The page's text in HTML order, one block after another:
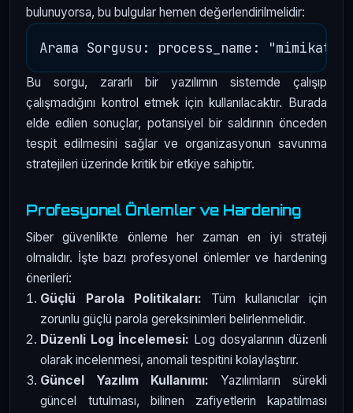
bulunuyorsa, bu bulgular hemen değerlendirilmelidir:
Bu sorgu, zararlı bir yazılımın sistemde çalışıp
çalışmadığını kontrol etmek için kullanılacaktır. Burada
elde edilen sonuçlar, potansiyel bir saldırının önceden
tespit edilmesini sağlar ve organizasyonun savunma
stratejileri üzerinde kritik bir etkiye sahiptir.
Profesyonel Önlemler ve Hardening
Siber güvenlikte önleme her zaman en iyi strateji
olmalıdır. İşte bazı profesyonel önlemler ve hardening
önerileri:
Güçlü Parola Politikaları: Tüm kullanıcılar için
zorunlu güçlü parola gereksinimleri belirlenmelidir.
Düzenli Log İncelemesi: Log dosyalarının düzenli
olarak incelenmesi, anomali tespitini kolaylaştırır.
Güncel Yazılım Kullanımı: Yazılımların sürekli
güncel tutulması, bilinen zafiyetlerin kapatılması